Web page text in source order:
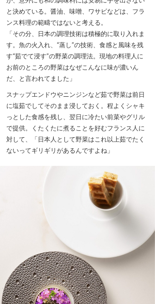
と決めている。醤油、味噌、ワサビなどは、フラ
ンス料理の範疇ではないと考える。
「その分、日本の調理技術は積極的に取り入れま
す。魚の火入れ、“蒸し”の技術、食感と風味を残
す“茹でて浸す”の野菜の調理法。現地の料理人に
お前のところの野菜はなぜこんなに味が濃いん
だ、と言われてました」
スナップエンドウやニンジンなど茹で野菜は前日
に塩茹でしてそのまま浸しておく。程よくシャキ
っとした食感を残し、翌日に冷たい前菜やグリル
で提供。くたくたに煮ることを好むフランス人に
対して、「日本人として野菜はこれ以上茹でたく
ないってギリギリがあるんですよね」